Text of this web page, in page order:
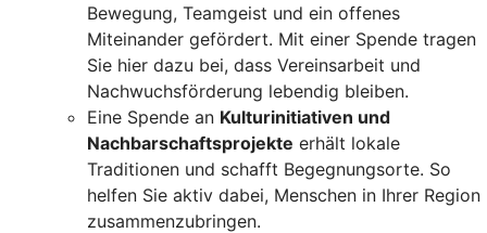
Bewegung, Teamgeist und ein offenes
Miteinander gefördert. Mit einer Spende tragen
Sie hier dazu bei, dass Vereinsarbeit und
Nachwuchsförderung lebendig bleiben.
Eine Spende an Kulturinitiativen und
Nachbarschaftsprojekte erhält lokale
Traditionen und schafft Begegnungsorte. So
helfen Sie aktiv dabei, Menschen in Ihrer Region
zusammenzubringen.